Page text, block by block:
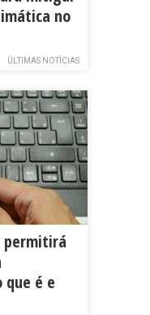
no
ÚLTIMAS NOTÍCIAS
permitirá
que é e